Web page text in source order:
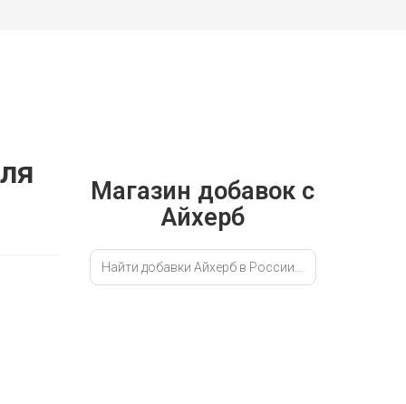
Магазин добавок с
Айхерб